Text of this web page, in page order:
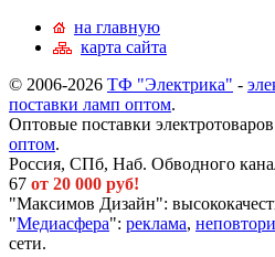
на главную
карта сайта
© 2006-2026 ТФ "Электрика" -
поставки ламп оптом.
Оптовые поставки
оптом.
Россия, СПб, Наб. Обводного
67 от 20 000 руб!
"Максимов Дизайн":
"Медиасфера": реклама,
сети.